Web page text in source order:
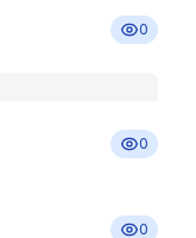
0
0
0